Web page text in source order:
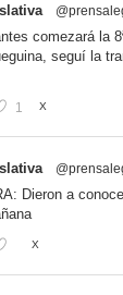
comezará la
seguí la
1 X
Dieron a
X